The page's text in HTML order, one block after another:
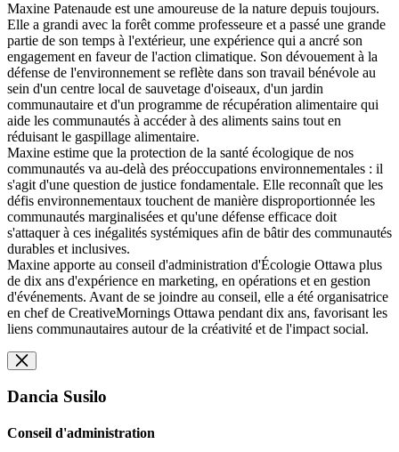
Maxine Patenaude est une amoureuse de la nature depuis toujours.
Elle a grandi avec la forêt comme professeure et a passé une grande
partie de son temps à l'extérieur, une expérience qui a ancré son
engagement en faveur de l'action climatique. Son dévouement à la
défense de l'environnement se reflète dans son travail bénévole au
sein d'un centre local de sauvetage d'oiseaux, d'un jardin
communautaire et d'un programme de récupération alimentaire qui
aide les communautés à accéder à des aliments sains tout en
réduisant le gaspillage alimentaire.
Maxine estime que la protection de la santé écologique de nos
communautés va au-delà des préoccupations environnementales : il
s'agit d'une question de justice fondamentale. Elle reconnaît que les
défis environnementaux touchent de manière disproportionnée les
communautés marginalisées et qu'une défense efficace doit
s'attaquer à ces inégalités systémiques afin de bâtir des communautés
durables et inclusives.
Maxine apporte au conseil d'administration d'Écologie Ottawa plus
de dix ans d'expérience en marketing, en opérations et en gestion
d'événements. Avant de se joindre au conseil, elle a été organisatrice
en chef de CreativeMornings Ottawa pendant dix ans, favorisant les
liens communautaires autour de la créativité et de l'impact social.
Dancia Susilo
Conseil d'administration